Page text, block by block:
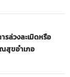
ล่วงละเมิดหรือ
สุขอำเภอ